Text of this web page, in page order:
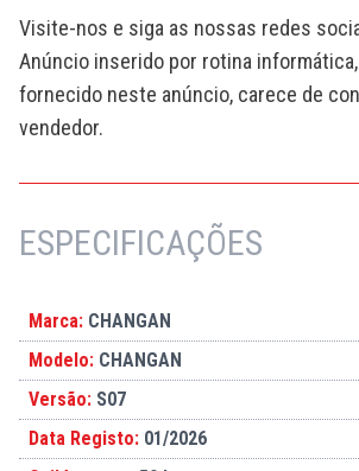
Visite-nos e siga as nossas redes
Anúncio inserido por rotina
fornecido neste anúncio, carece de
vendedor.
ESPECIFICAÇÕES
Marca: CHANGAN
Modelo: CHANGAN
Versão: S07
Data Registo: 01/2026